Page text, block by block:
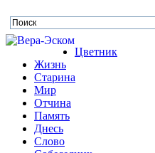
Цветник
Жизнь
Старина
Мир
Отчина
Память
Днесь
Слово